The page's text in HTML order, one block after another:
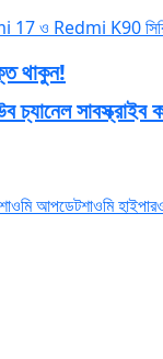
ও Redmi K90
থাকুন!
চ্যানেল সাবস্ক্রাইব
শাওমি আপডেটশাওমি